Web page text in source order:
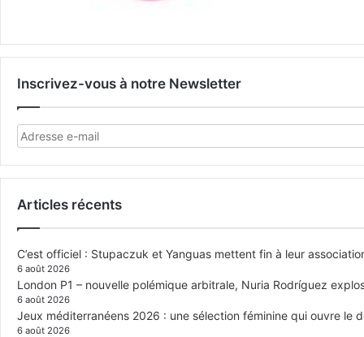
Inscrivez-vous à notre Newsletter
Articles récents
C’est officiel : Stupaczuk et Yanguas mettent fin à leur
6 août 2026
London P1 – nouvelle polémique arbitrale, Nuria Rodríguez
6 août 2026
Jeux méditerranéens 2026 : une sélection féminine qui ouvre le
6 août 2026